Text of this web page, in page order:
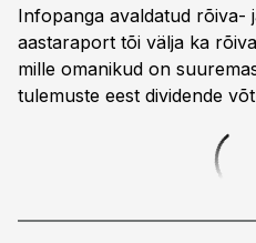
Infopanga avaldatud rõiva-
aastaraport tõi välja ka
mille omanikud on
tulemuste eest dividende